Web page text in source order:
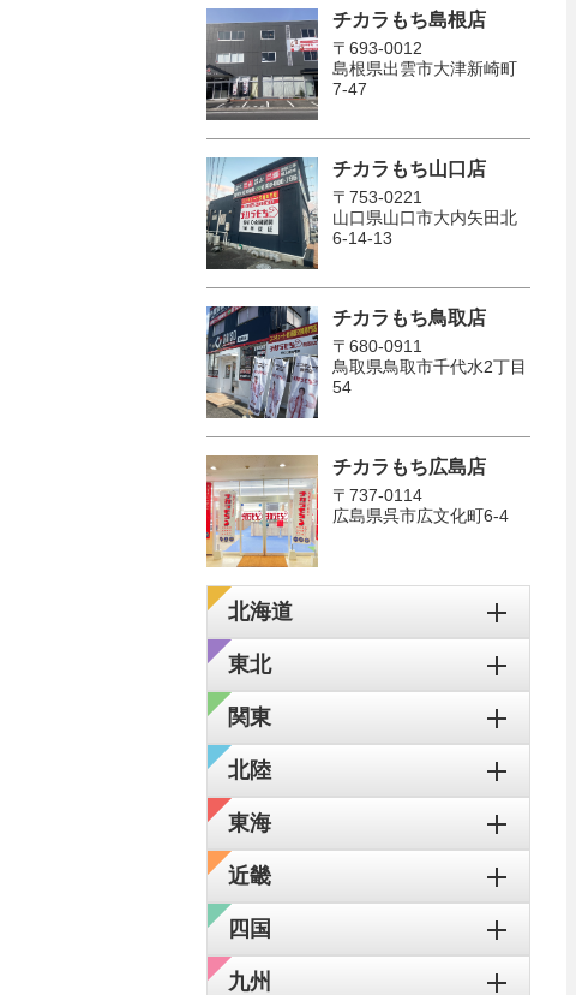
チカラもち島根店
〒693-0012
島根県出雲市大津新崎町
7-47
チカラもち山口店
〒753-0221
山口県山口市大内矢田北
6-14-13
チカラもち鳥取店
〒680-0911
鳥取県鳥取市千代水2丁目
54
チカラもち広島店
〒737-0114
広島県呉市広文化町6-4
北海道
東北
関東
北陸
東海
近畿
四国
九州